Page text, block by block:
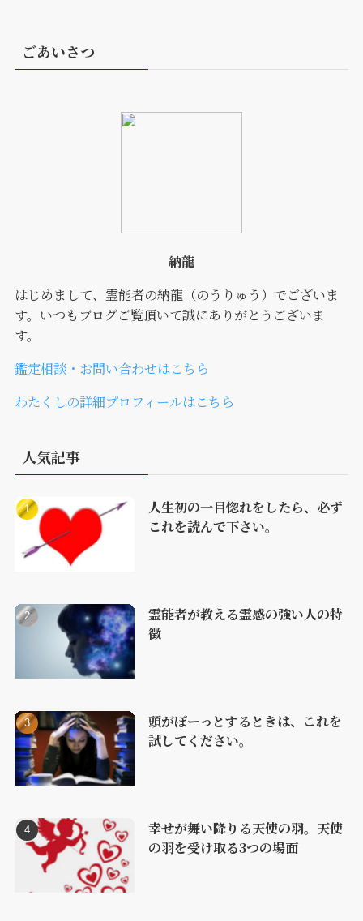
ごあいさつ
納龍
はじめまして、霊能者の納龍（のうりゅう）でございま
す。いつもブログご覧頂いて誠にありがとうございま
す。
鑑定相談・お問い合わせはこちら
わたくしの詳細プロフィールはこちら
人気記事
人生初の一目惚れをしたら、必ず
これを読んで下さい。
霊能者が教える霊感の強い人の特
徴
頭がぼーっとするときは、これを
試してください。
幸せが舞い降りる天使の羽。天使
の羽を受け取る3つの場面